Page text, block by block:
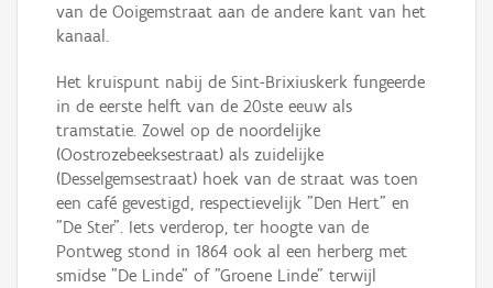
van de Ooigemstraat aan de andere kant van het
kanaal.
Het kruispunt nabij de Sint-Brixiuskerk fungeerde
in de eerste helft van de 20ste eeuw als
tramstatie. Zowel op de noordelijke
(Oostrozebeeksestraat) als zuidelijke
(Desselgemsestraat) hoek van de straat was toen
een café gevestigd, respectievelijk "Den Hert" en
"De Ster". Iets verderop, ter hoogte van de
Pontweg stond in 1864 ook al een herberg met
smidse "De Linde" of "Groene Linde" terwijl